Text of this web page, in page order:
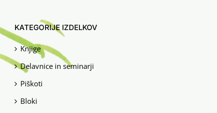
KATEGORIJE IZDELKOV
Knjige
Delavnice in seminarji
Piškoti
Bloki